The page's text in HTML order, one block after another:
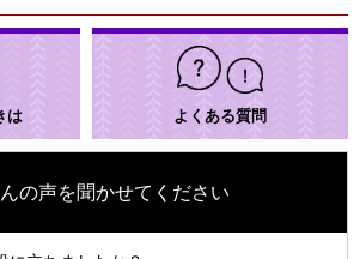
は よくある質問
の声を聞かせてください